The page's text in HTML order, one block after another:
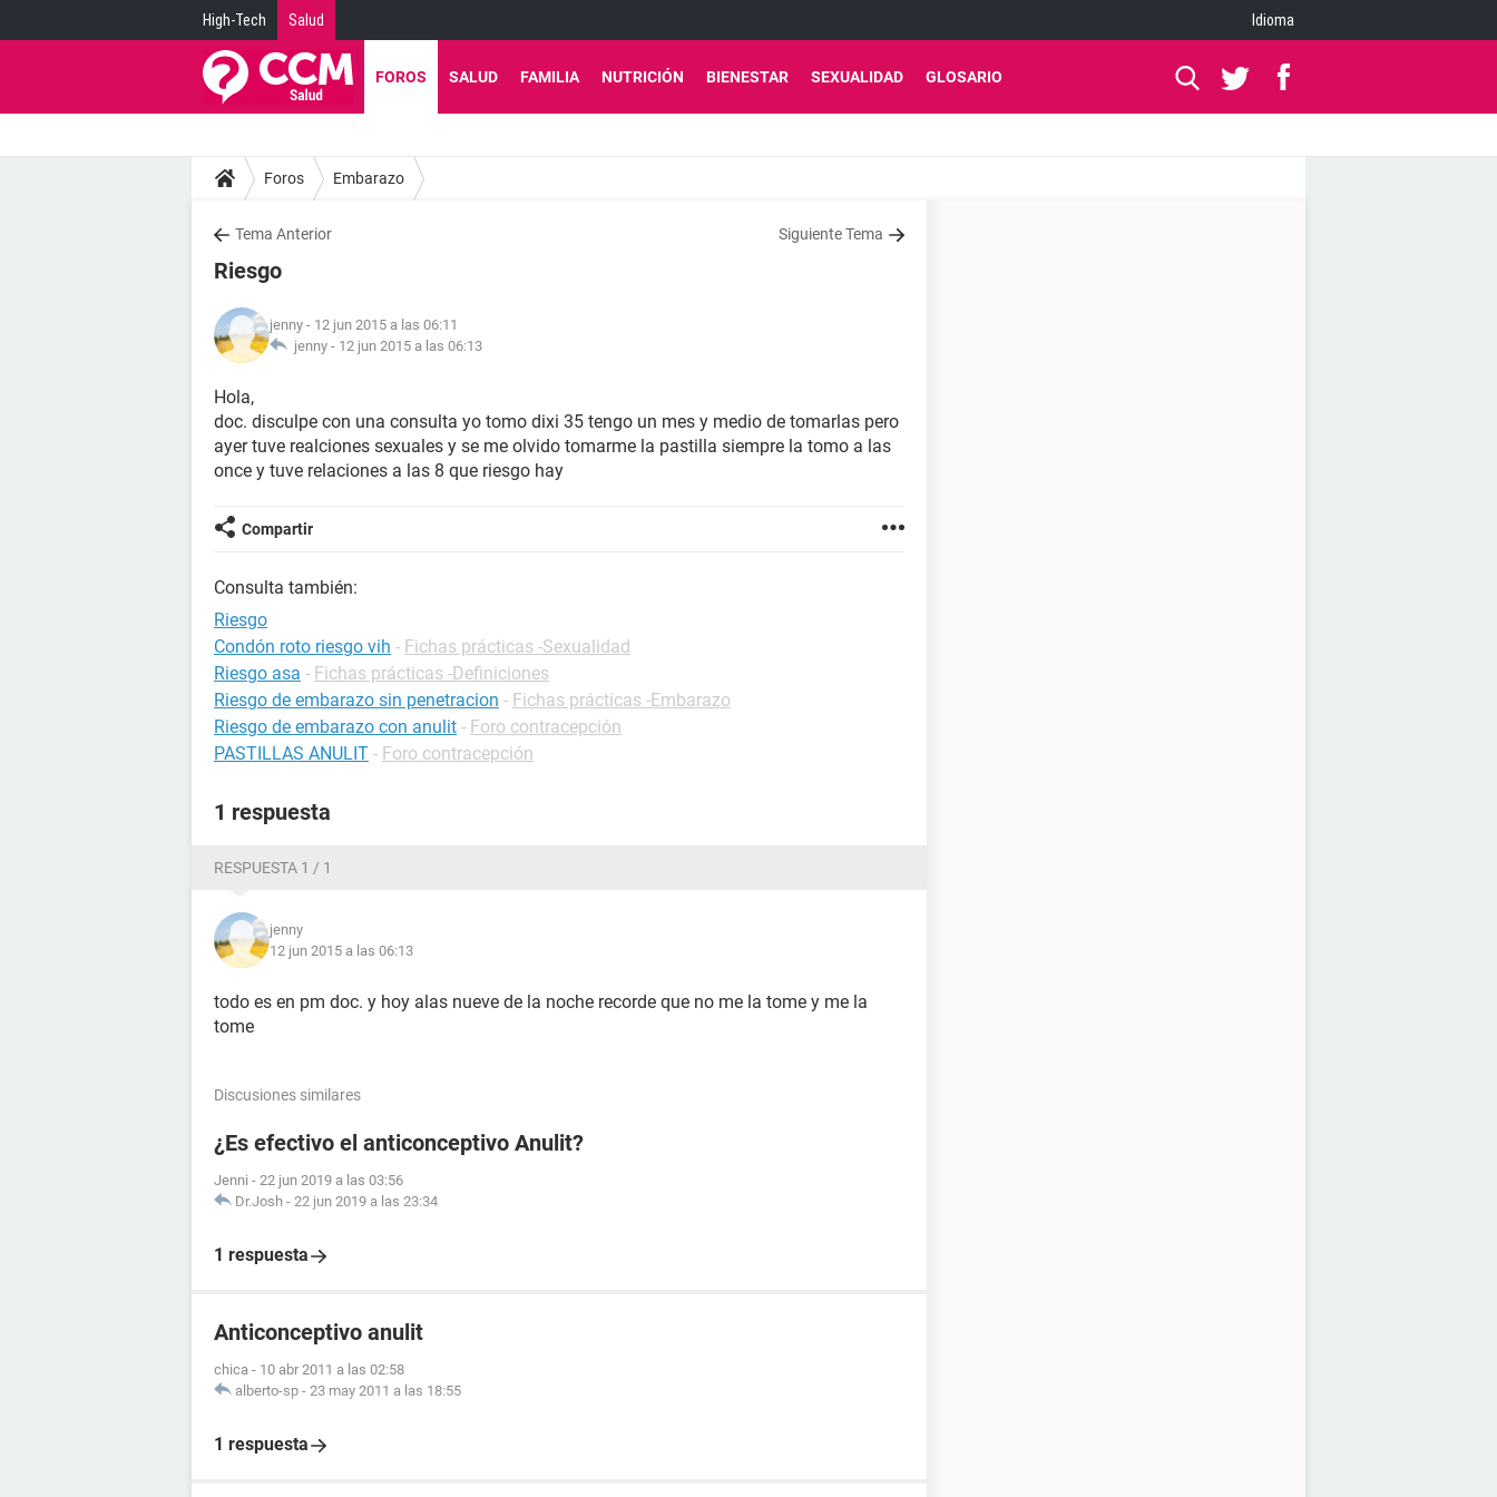
High-Tech Salud Idioma
FOROS SALUD FAMILIA NUTRICIÓN BIENESTAR SEXUALIDAD GLOSARIO
Foros Embarazo
Tema Anterior Siguiente Tema
Riesgo
jenny - 12 jun 2015 a las 06:11
jenny - 12 jun 2015 a las 06:13
Hola,
doc. disculpe con una consulta yo tomo dixi 35 tengo un mes y medio de tomarlas pero
ayer tuve realciones sexuales y se me olvido tomarme la pastilla siempre la tomo a las
once y tuve relaciones a las 8 que riesgo hay
Compartir
Consulta también:
Riesgo
Condón roto riesgo vih - Fichas prácticas -Sexualidad
Riesgo asa - Fichas prácticas -Definiciones
Riesgo de embarazo sin penetracion - Fichas prácticas -Embarazo
Riesgo de embarazo con anulit - Foro contracepción
PASTILLAS ANULIT - Foro contracepción
1 respuesta
RESPUESTA 1 / 1
jenny
12 jun 2015 a las 06:13
todo es en pm doc. y hoy alas nueve de la noche recorde que no me la tome y me la
tome
Discusiones similares
¿Es efectivo el anticonceptivo Anulit?
Jenni - 22 jun 2019 a las 03:56
Dr.Josh - 22 jun 2019 a las 23:34
1 respuesta
Anticonceptivo anulit
chica - 10 abr 2011 a las 02:58
alberto-sp - 23 may 2011 a las 18:55
1 respuesta